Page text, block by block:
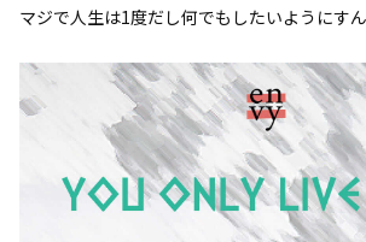
マジで人生は1度だし何でもしたいようにす